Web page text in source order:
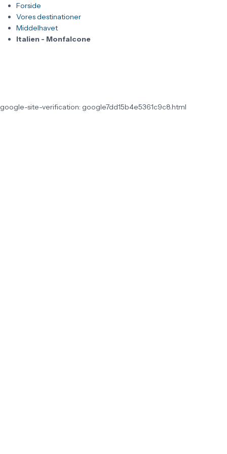
Forside
Vores destinationer
Middelhavet
Italien - Monfalcone
google-site-verification: google7dd15b4e5361c9c8.html